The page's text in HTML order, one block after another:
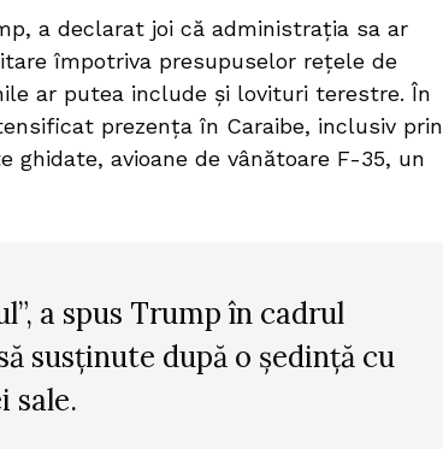
a declarat joi că administrația sa ar
împotriva presupuselor rețele de
ar putea include și lovituri terestre. În
prezența în Caraibe, inclusiv prin
ghidate, avioane de vânătoare F-35, un
a spus Trump în cadrul
susținute după o ședință cu
sale.